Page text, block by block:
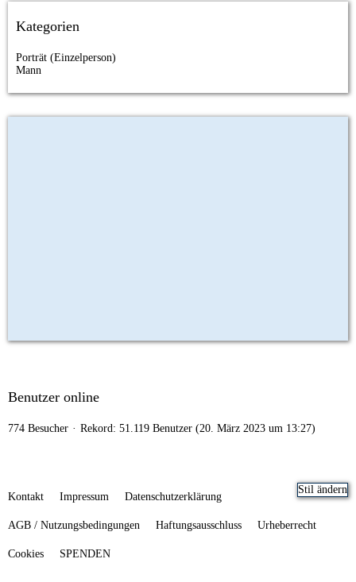
Kategorien
Porträt (Einzelperson)
Mann
Benutzer online
774 Besucher Rekord: 51.119 Benutzer (20. März 2023 um 13:27)
Stil ändern
Kontakt Impressum Datenschutzerklärung
AGB / Nutzungsbedingungen Haftungsausschluss Urheberrecht
Cookies SPENDEN